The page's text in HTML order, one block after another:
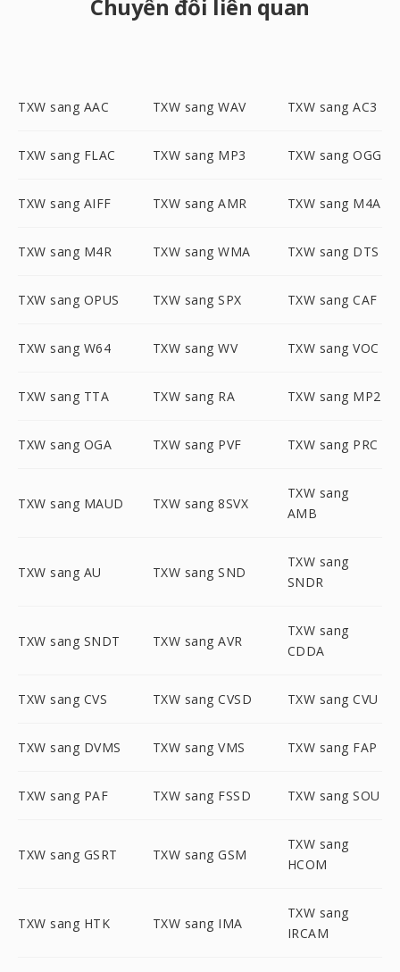
Chuyển đổi liên quan
TXW sang AAC TXW sang WAV TXW sang AC3
TXW sang FLAC TXW sang MP3 TXW sang OGG
TXW sang AIFF TXW sang AMR TXW sang M4A
TXW sang M4R TXW sang WMA TXW sang DTS
TXW sang OPUS TXW sang SPX TXW sang CAF
TXW sang W64 TXW sang WV TXW sang VOC
TXW sang TTA TXW sang RA TXW sang MP2
TXW sang OGA TXW sang PVF TXW sang PRC
TXW sang MAUD TXW sang 8SVX
TXW sang
AMB
TXW sang AU TXW sang SND
TXW sang
SNDR
TXW sang SNDT TXW sang AVR
TXW sang
CDDA
TXW sang CVS TXW sang CVSD TXW sang CVU
TXW sang DVMS TXW sang VMS TXW sang FAP
TXW sang PAF TXW sang FSSD TXW sang SOU
TXW sang GSRT TXW sang GSM
TXW sang
HCOM
TXW sang HTK TXW sang IMA
TXW sang
IRCAM